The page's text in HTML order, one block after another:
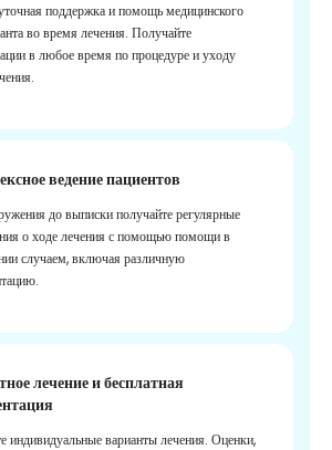
поддержка и помощь медицинского
во время лечения. Получайте
в любое время по процедуре и уходу
ведение пациентов
до выписки получайте регулярные
о ходе лечения с помощью помощи в
случаем, включая различную
лечение и бесплатная
индивидуальные варианты лечения. Оценки,